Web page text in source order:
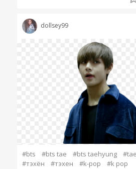
dollsey99
#bts #bts tae #bts taehyung
#тэхён
#тэхен #k-pop #k pop